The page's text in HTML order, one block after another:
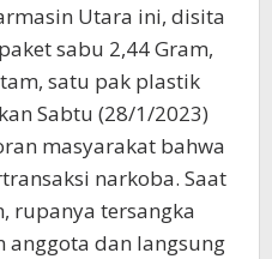
Utara ini, disita
sabu 2,44 Gram,
satu pak plastik
Sabtu (28/1/2023)
masyarakat bahwa
narkoba. Saat
rupanya tersangka
anggota dan langsung